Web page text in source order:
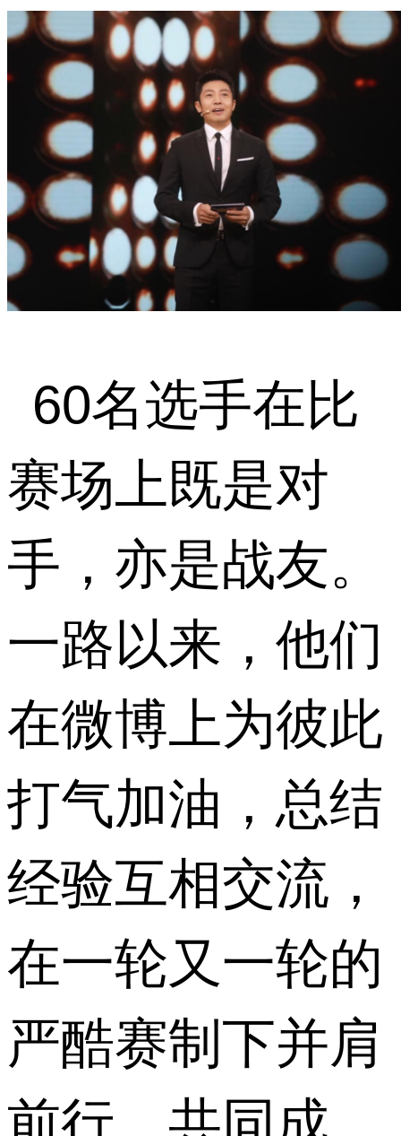
60名选手在比
赛场上既是对
手，亦是战友。
一路以来，他们
在微博上为彼此
打气加油，总结
经验互相交流，
在一轮又一轮的
严酷赛制下并肩
前行、共同成